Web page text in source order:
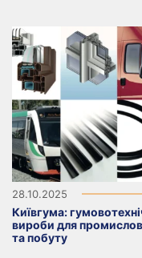
28.10.2025
Київгума:
вироби для
та побуту